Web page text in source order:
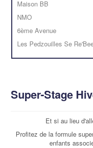
Maison BB
NMO
6ème Avenue
Les Pedzouilles Se
Super-Stage
Et si au lieu
Profitez de la formule
enfants